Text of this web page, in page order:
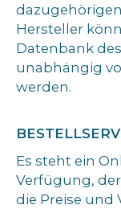
Hersteller
Datenbank
unabhängig
werden.
Es steht ein
Verfügung,
die Preise und